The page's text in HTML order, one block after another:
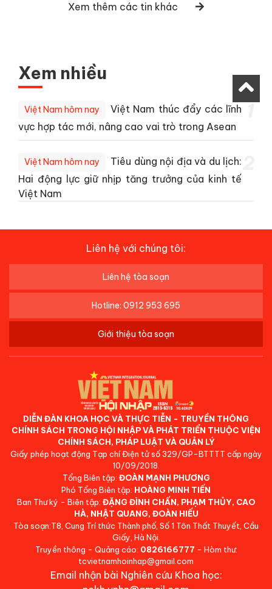
Xem thêm các tin khác
Xem nhiều
Việt Nam hôm nay
Việt Nam thúc đẩy các lĩnh
vực hợp tác mới, nâng cao vai trò trong Asean
Việt Nam hôm nay
Tiêu dùng nội địa và du lịch:
Hai động lực giữ nhịp tăng trưởng của kinh tế
Việt Nam
Liên hệ với chúng tôi:
Liên hệ tòa soạn
Hotline: 0912 953 695
Giới thiệu tòa soạn
DIỄN ĐÀN KHOA HỌC VÀ THỰC TIỄN - TRUYỀN THÔNG
CHÍNH SÁCH TRONG HỘI NHẬP VÀ PHÁT TRIỂN THUỘC VIỆN
CHÍNH SÁCH, PHÁP LUẬT VÀ QUẢN LÝ
Giấy phép hoạt động Tạp chí Điện tử số 329/GP-BTTTT cấp ngày
10/09/2018.
Tổng Biên tập: ĐOÀN MẠNH PHƯƠNG
Phó Tổng Biên tập: HOÀNG MINH TIẾN
Ban Thư ký - Biên tập: ĐẶNG ĐÌNH CHẤN, PHẠM THỦY, CAO
HÀ, NHẬT QUANG, ĐOÀN HIẾU
Tòa soạn:T8, Cung Trí thức Thành phố, Số 1 Tôn Thất Thuyết, Cầu
Giấy, Hà Nội.
Truyền thông - Quảng cáo: 0826166777 - Hòm thư:
tcvietnamhoinhap@gmail.com
Email nhận bài Nghiên cứu Khoa học: